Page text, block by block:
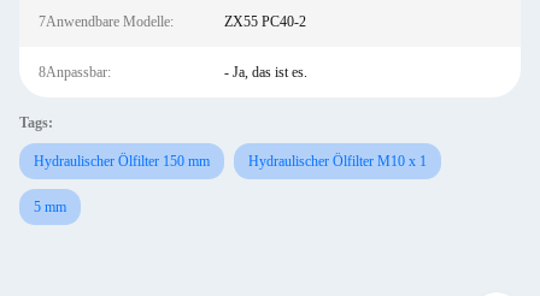
7Anwendbare Modelle: ZX55 PC40-2
8Anpassbar: - Ja, das ist es.
Tags:
Hydraulischer Ölfilter 150 mm Hydraulischer Ölfilter M10 x 1
5 mm